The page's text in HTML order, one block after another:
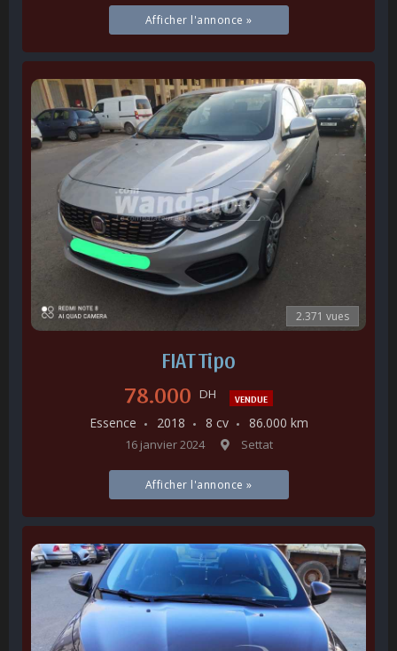
Afficher l'annonce »
2.371 vues
FIAT Tipo
78.000 DH VENDUE
Essence 2018 8 cv 86.000 km
16 janvier 2024 Settat
Afficher l'annonce »